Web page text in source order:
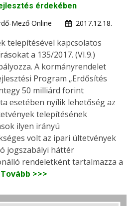
érdekében
Mező Online
2017.12.18.
telepítésével kapcsolatos
a 135/2017. (VI.9.)
A kormányrendelet
Program „Erdősítés
50 milliárd forint
esetében nyílik lehetőség az
telepítésének
ilyen irányú
volt az ipari ültetvények
jogszabályi háttér
rendeletként tartalmazza a
Tovább >>>